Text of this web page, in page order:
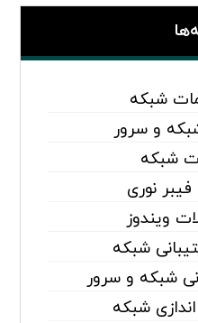
شبکه
و سرور
شبکه
نوری
ویندوز
شبکه
شبکه و سرور
شبکه